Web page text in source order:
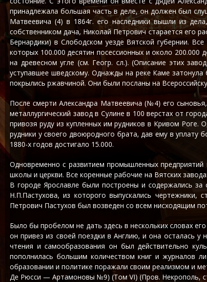
принадлежала большая часть в деле, он должен был
Матвеевича (4) в 1864г. его наследники вышли из
собственником дача, Николай Петрович старается его
Бернардики) в Слободском уезде Вятской губернии.
которых 100.000 десятин посессионных и около 200.000
на древесном угле (см. Геогр. сл.). (Описание этих
уступавшее шведскому. Однажды на реке Каме
покрылись ржавчиной. Они были посланы на
После смерти Александра Матвеевича (№4) его
металлургический завод в Сулине в 100 верстах от
привозя руду из купленных им рудников в Кривом
рудники у своего двоюродного брата, дав ему в
1880-х годов достигало 15.000.
Одновременно с развитием промышленных предприятий
школы и церкви. Все коренные рабочие на Вятских
В городе Ярославле были построены и содержались
Н.П.Пастухова, из которого выпускались
Петрович Пастухов был возведен со всем нисходящим
Было бы пробелом не дать здесь в нескольких словах
он привез из своей поездки в Англию, и она осталась
чтения и самообразования он был действительно
пополнилась большим количеством книг и журналов
образовании и политике поражали своим реализмом и
Де Рюсси — Артамоновы №9) (Том VI) (Пров. Некрополь,